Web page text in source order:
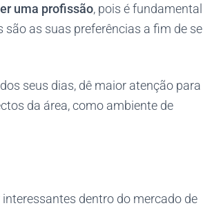
uma profissão, pois é fundamental
as suas preferências a fim de se
seus dias, dê maior atenção para
da área, como ambiente de
dentro do mercado de